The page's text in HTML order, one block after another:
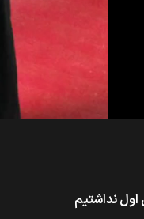
نداشتیم